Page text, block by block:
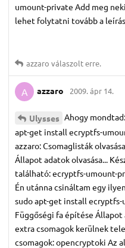
umount-private Add meg
lehet folytatni tovább a
azzaro válaszolt erre.
A azzaro 2009. ápr 14.
Ulysses Ahogy
apt-get install ecryptfs-
azzaro: Csomaglisták
Állapot adatok olvasása...
található: ecryptfs-umount-
Én utánna csináltam egy
sudo apt-get install ecryptfs-
Függőségi fa építése Állapot
extra csomagok kerülnek
csomagok: opencryptoki Az